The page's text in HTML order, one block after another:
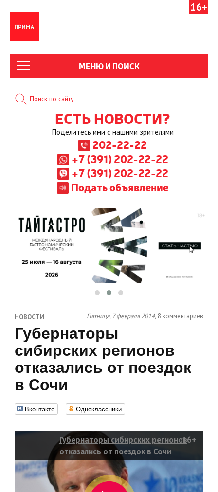
16+
МЕНЮ И ПОИСК
ЕСТЬ НОВОСТИ?
Поделитесь ими с нашими зрителями
202-22-22
+7 (391) 202-22-22
+7 (391) 202-22-22
Подать объявление
НОВОСТИ Пятница, 7 февраля 2014, 8 комментариев
Губернаторы
сибирских регионов
отказались от поездок
в Сочи
Вконтакте Одноклассники
Губернаторы сибирских регионов
отказались от поездок в Сочи
16+